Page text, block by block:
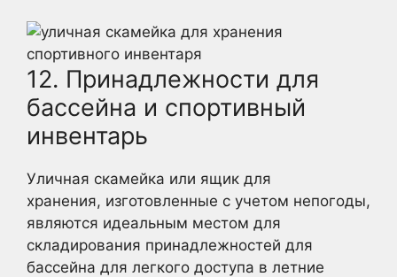
12. Принадлежности для
бассейна и спортивный
инвентарь
Уличная скамейка или ящик для
хранения, изготовленные с учетом непогоды,
являются идеальным местом для
складирования принадлежностей для
бассейна для легкого доступа в летние